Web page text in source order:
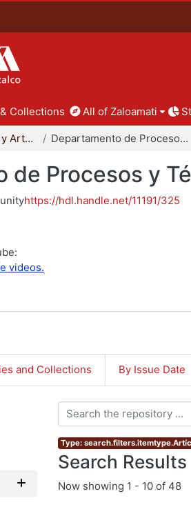
Collections All of Zaloamati
División de Ciencias y Artes para el Diseño Departamento de Procesos y Técnicas de Realización
de Procesos y
https://hdl.handle.net/11191/325
videos.
and Collections By Issue Date
Type:
Search Results
Now showing 1 - 10 of 48